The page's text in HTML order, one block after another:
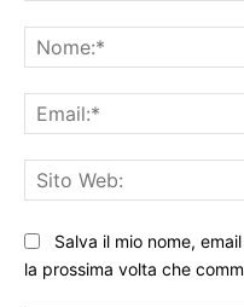
Salva il mio nome,
la prossima volta che